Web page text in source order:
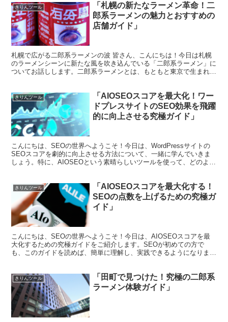
きりんツール
「札幌の新たなラーメン革命！二
郎系ラーメンの魅力とおすすめの
店舗ガイド」
札幌で広がる二郎系ラーメンの波 皆さん、こんにちは！今日は札幌
のラーメンシーンに新たな風を吹き込んでいる「二郎系ラーメン」に
ついてお話しします。二郎系ラーメンとは、もともと東京で生まれ
きりんツール
「AIOSEOスコアを最大化！ワー
ドプレスサイトのSEO効果を飛躍
的に向上させる究極ガイド」
こんにちは、SEOの世界へようこそ！今日は、WordPressサイトの
SEOスコアを劇的に向上させる方法について、一緒に学んでいきま
しょう。特に、AIOSEOという素晴らしいツールを使って、どのよう
きりんツール
「AIOSEOスコアを最大化する！
SEOの点数を上げるための究極ガ
イド」
こんにちは、SEOの世界へようこそ！今日は、AIOSEOスコアを最
大化するための究極ガイドをご紹介します。SEOが初めての方で
も、このガイドを読めば、簡単に理解し、実践できるようになります
きりんツール
「田町で見つけた！究極の二郎系
ラーメン体験ガイド」